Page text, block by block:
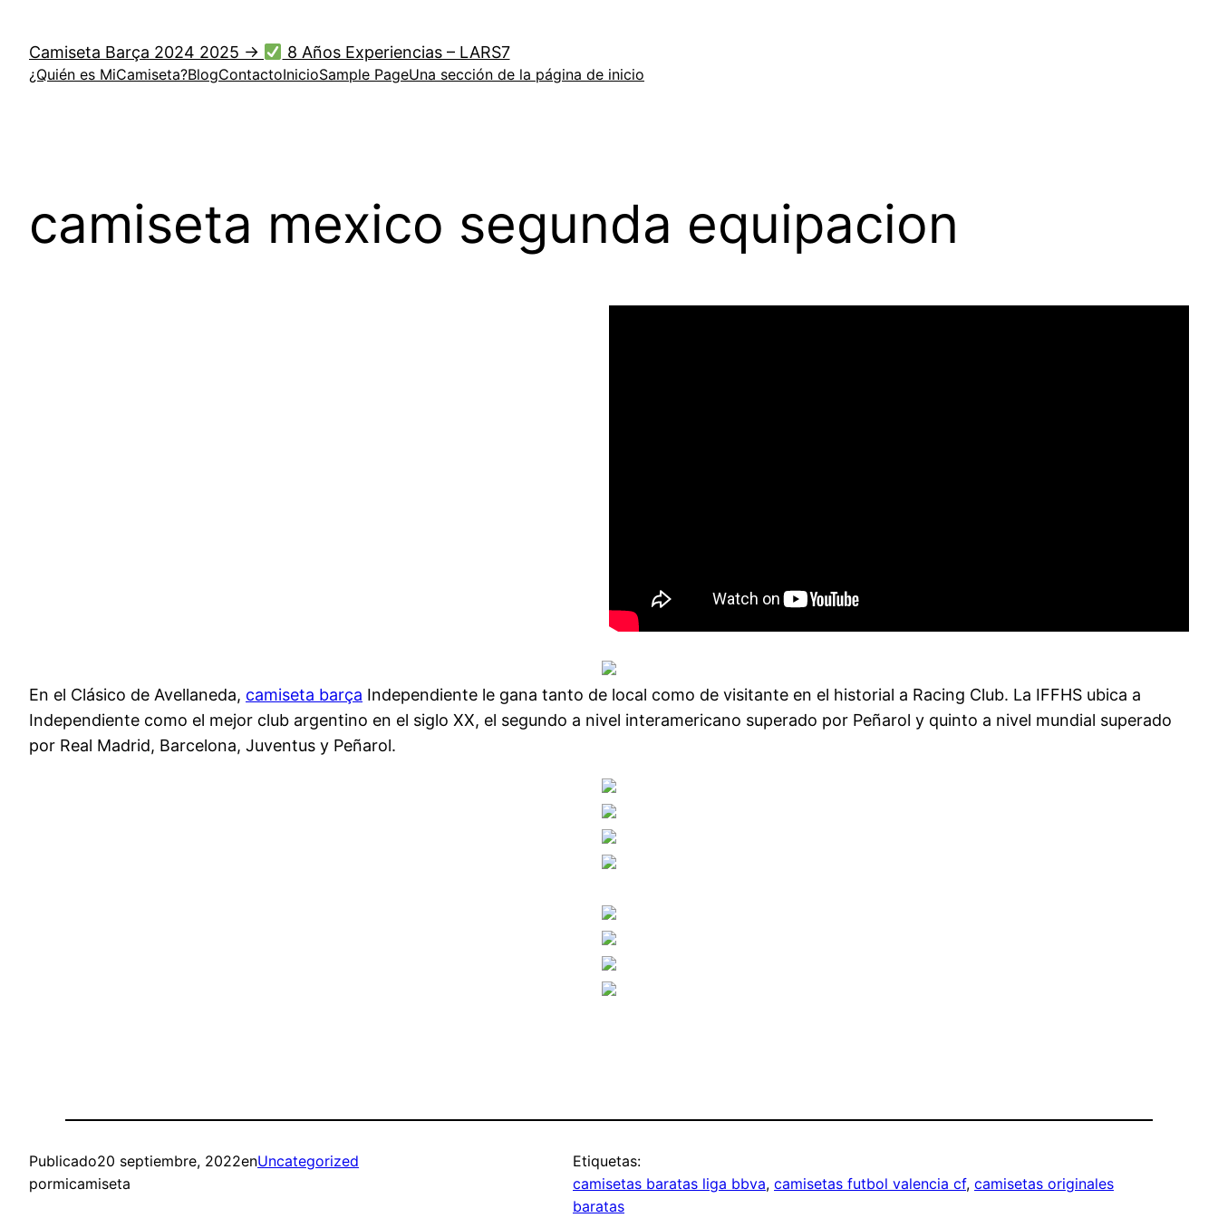
contenido
Camiseta Barça 2024 2025 → 8 Años Experiencias – LARS7
¿Quién es MiCamiseta?BlogContactoInicioSample PageUna sección de la página de inicio
camiseta mexico segunda equipacion
En el Clásico de Avellaneda, camiseta barça Independiente le gana tanto de local como de visitante en el historial a Racing Club. La IFFHS ubica a
Independiente como el mejor club argentino en el siglo XX, el segundo a nivel interamericano superado por Peñarol y quinto a nivel mundial superado
por Real Madrid, Barcelona, Juventus y Peñarol.
Publicado20 septiembre, 2022enUncategorized
pormicamiseta
Etiquetas:
camisetas baratas liga bbva, camisetas futbol valencia cf, camisetas originales
baratas